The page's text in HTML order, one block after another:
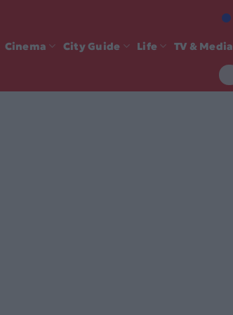
Cinema City Guide Life TV & Media